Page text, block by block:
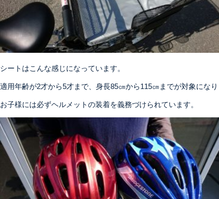
シートはこんな感じになっています。
適用年齢が2才から5才まで、身長85㎝から115㎝までが対象にな
お子様には必ずヘルメットの装着を義務づけられています。